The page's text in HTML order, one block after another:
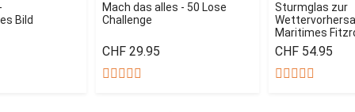
Bild
Mach das alles - 50 Lose
Challenge
CHF 29.95
Sturmglas zur
Maritimes
CHF 54.95